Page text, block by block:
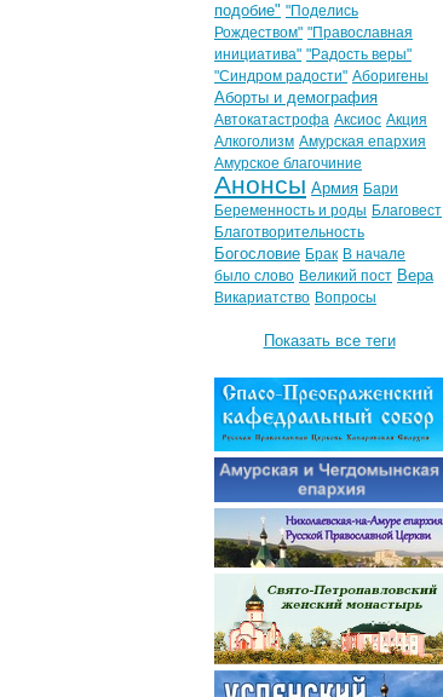
подобие" "Поделись
Рождеством" "Православная
инициатива" "Радость веры"
"Синдром радости" Аборигены
Аборты и демография
Автокатастрофа Аксиос Акция
Алкоголизм Амурская епархия
Амурское благочиние
Анонсы Армия Бари
Беременность и роды Благовест
Благотворительность
Богословие Брак В начале
было слово Великий пост Вера
Викариатство Вопросы
Показать все теги